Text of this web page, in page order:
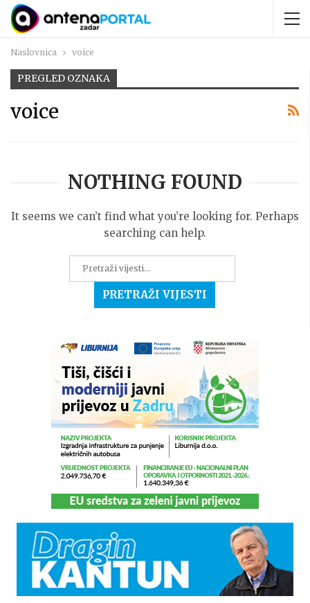
Naslovnica voice
PREGLED OZNAKA
voice
NOTHING FOUND
It seems we can’t find what you’re looking for. Perhaps
searching can help.